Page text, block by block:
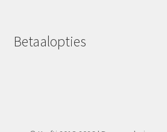
Betaalopties